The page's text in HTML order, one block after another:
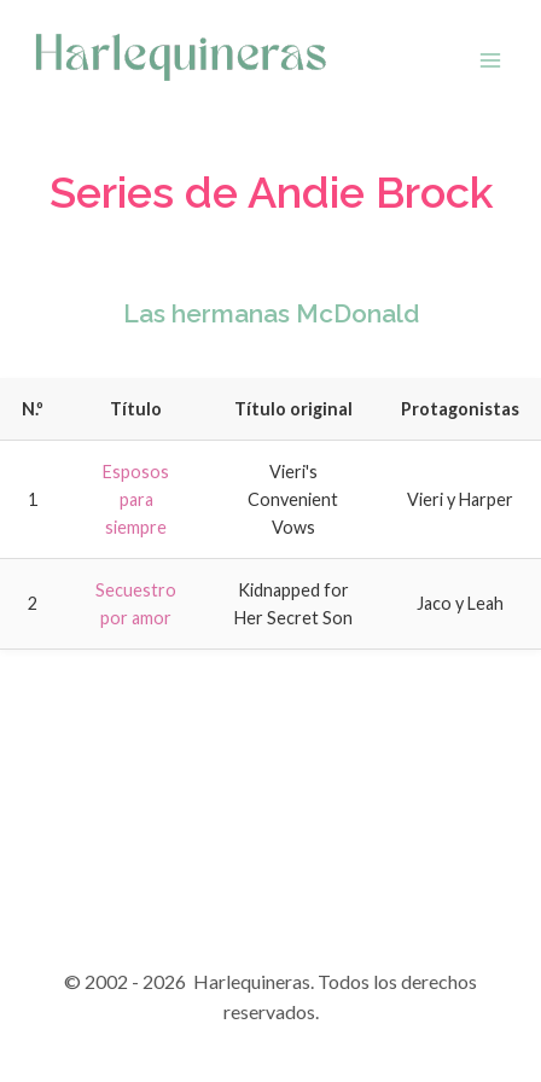
contenido
Series de Andie Brock
Las hermanas McDonald
N.º Título Título original Protagonistas
1
Esposos
para
siempre
Vieri's
Convenient
Vows
Vieri y Harper
2
Secuestro
por amor
Kidnapped for
Her Secret Son
Jaco y Leah
© 2002 - 2026 Harlequineras. Todos los derechos
reservados.